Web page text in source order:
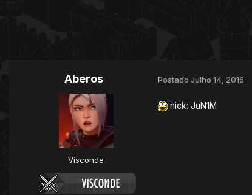
Aberos
Visconde
Postado Julho 14, 2016
nick: JuN1M